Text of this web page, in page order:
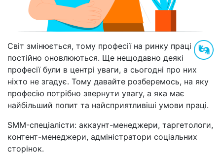
Світ змінюється, тому професії на ринку праці
постійно оновлюються. Ще нещодавно деякі
професії були в центрі уваги, а сьогодні про них
ніхто не згадує. Тому давайте розберемось, на яку
професію потрібно звернути увагу, а яка має
найбільший попит та найсприятливіші умови праці.
SMM-спеціалісти: аккаунт-менеджери, таргетологи,
контент-менеджери, адміністратори соціальних
сторінок.